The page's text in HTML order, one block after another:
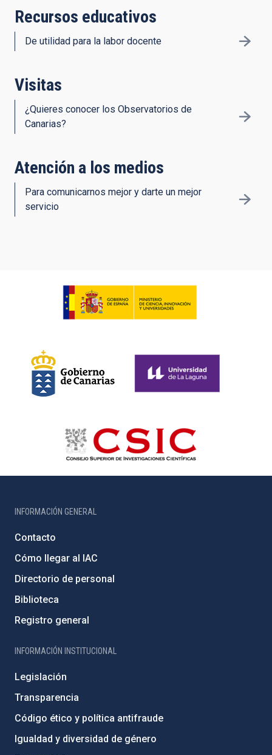
Recursos educativos
De utilidad para la labor docente
Visitas
¿Quieres conocer los Observatorios de
Canarias?
Atención a los medios
Para comunicarnos mejor y darte un mejor
servicio
INFORMACIÓN GENERAL
Contacto
Cómo llegar al IAC
Directorio de personal
Biblioteca
Registro general
INFORMACIÓN INSTITUCIONAL
Legislación
Transparencia
Código ético y política antifraude
Igualdad y diversidad de género